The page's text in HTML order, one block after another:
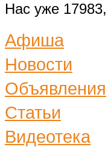
Нас уже 17983,
Афиша
Новости
Объявления
Статьи
Видеотека